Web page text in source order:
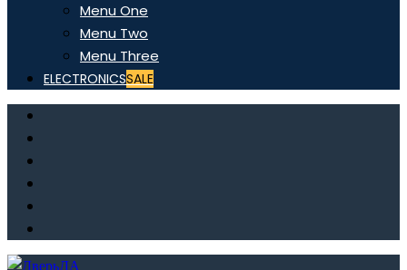
Menu One
Menu Two
Menu Three
ELECTRONICSSALE